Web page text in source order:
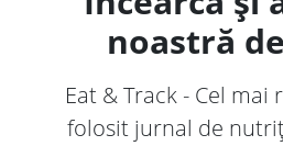
noastră
Eat & Track - Cel mai
folosit jurnal de